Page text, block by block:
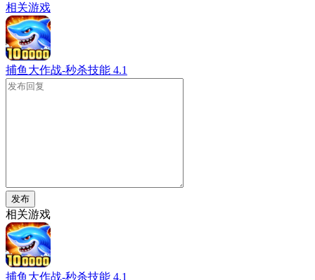
相关游戏
捕鱼大作战-秒杀技能 4.1
发布
相关游戏
捕鱼大作战-秒杀技能 4.1